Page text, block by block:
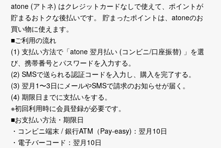
atone (アトネ) はクレジットカードなしで使えて、ポイントが
貯まるおトクな後払いです。 貯まったポイントは、atoneのお
買い物に使えます。
■ご利用の流れ
(1) 支払い方法で「atone 翌月払い (コンビニ/口座振替) 」を選
び、携帯番号とパスワードを入力する。
(2) SMSで送られる認証コードを入力し、購入を完了する。
(3) 翌月1〜3日にメールやSMSで請求のお知らせが届く。
(4) 期限日までに支払いをする。
※初回利用時に会員登録が必要です。
■お支払い方法・期限日
・コンビニ端末 / 銀行ATM（Pay-easy)：翌月10日
・電子バーコード：翌月10日